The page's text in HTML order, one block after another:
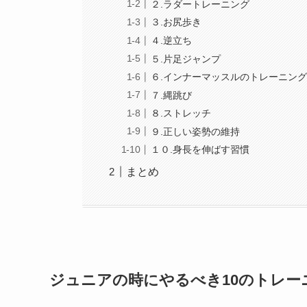
２.ラダートレーニング
３.お尻歩き
４.逆立ち
５.片足ジャンプ
６.インナーマッスルのトレーニング
７.縄跳び
８.ストレッチ
９.正しい姿勢の維持
１０.身長を伸ばす習慣
まとめ
ジュニアの時にやるべき10のトレー